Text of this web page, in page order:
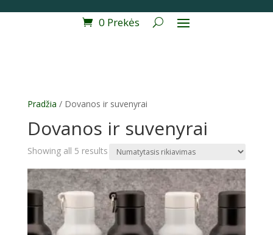
0 Prekės
Pradžia / Dovanos ir suvenyrai
Dovanos ir suvenyrai
Showing all 5 results